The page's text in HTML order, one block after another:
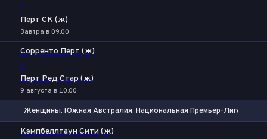
-
Перт СК (ж)
Завтра в 09:00
Сорренто Перт (ж)
-
Перт Ред Стар (ж)
9 августа в 10:00
Женщины. Южная Австралия. Национальная Премьер-Лига
Кэмпбеллтаун Сити (ж)